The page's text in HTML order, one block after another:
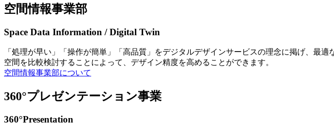
空間情報事業部
Space Data Information / Digital Twin
「処理が早い」「操作が簡単」「高品質」をデジタルデザインサービスの理念に掲げ、最
空間を比較検討することによって、デザイン精度を高めることができます。
空間情報事業部について
360°プレゼンテーション事業
360°Presentation